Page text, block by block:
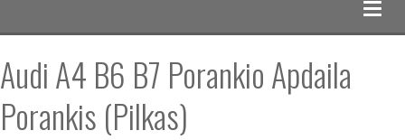
Audi A4 B6 B7 Porankio Apdaila
Porankis (Pilkas)